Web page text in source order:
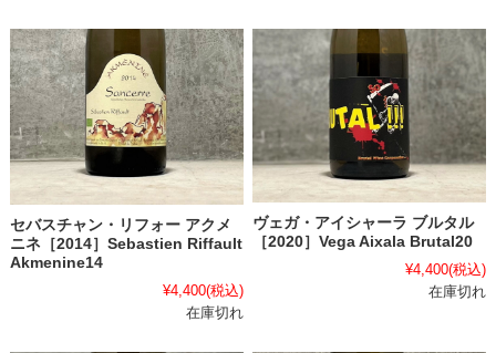
セバスチャン・リフォー アクメ
ニネ［2014］Sebastien Riffault
Akmenine14
¥4,400(税込)
在庫切れ
ヴェガ・アイシャーラ ブルタル
［2020］Vega Aixala Brutal20
¥4,400(税込)
在庫切れ